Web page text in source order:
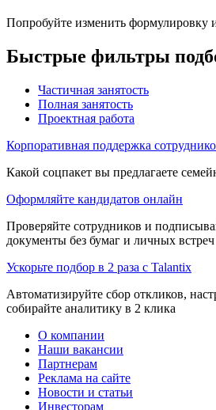
Попробуйте изменить формулировку
Быстрые фильтры
Частичная занятость
Полная занятость
Проектная работа
Корпоративная поддержка
Какой соцпакет вы предлагаете
Оформляйте кандидатов онлайн
Проверяйте сотрудников и
документы без бумаг и личных встреч
Ускорьте подбор в 2 раза с Talantix
Автоматизируйте сбор откликов,
собирайте аналитику в 2 клика
О компании
Наши вакансии
Партнерам
Реклама на сайте
Новости и статьи
Инвесторам